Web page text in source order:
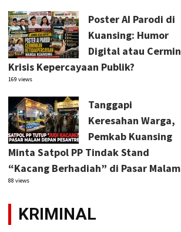
Poster AI Parodi di
Kuansing: Humor
Digital atau Cermin
Krisis Kepercayaan Publik?
169 views
Tanggapi
Keresahan Warga,
Pemkab Kuansing
Minta Satpol PP Tindak Stand
“Kacang Berhadiah” di Pasar Malam
88 views
KRIMINAL